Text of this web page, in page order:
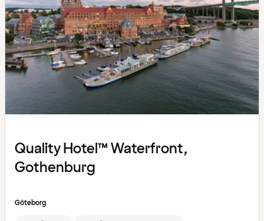
Quality Hotel™ Waterfront,
Gothenburg
Göteborg